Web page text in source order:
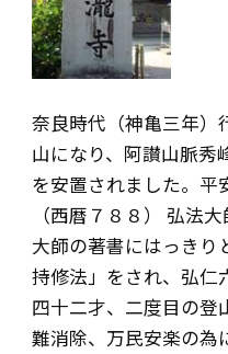
奈良時代（神亀三年）
山になり、阿讃山脈秀
を安置されました。平
（西暦７８８） 弘法
大師の著書にはっきり
持修法」をされ、弘仁
四十二才、二度目の登
難消除、万民安楽の為